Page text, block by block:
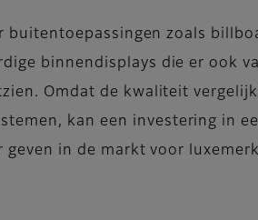
buitentoepassingen zoals
binnendisplays die er ook
Omdat de kwaliteit
kan een investering in
in de markt voor